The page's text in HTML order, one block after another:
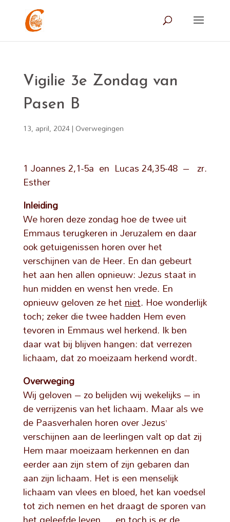
Vigilie 3e Zondag van
Pasen B
13, april, 2024| Overwegingen
1 Joannes 2,1-5a en Lucas 24,35-48 – zr.
Esther
Inleiding
We horen deze zondag hoe de twee uit
Emmaus terugkeren in Jeruzalem en daar
ook getuigenissen horen over het
verschijnen van de Heer. En dan gebeurt
het aan hen allen opnieuw: Jezus staat in
hun midden en wenst hen vrede. En
opnieuw geloven ze hetniet. Hoe wonderlijk
toch; zeker die twee hadden Hem even
tevoren in Emmaus wel herkend. Ik ben
daar wat bij blijven hangen: dat verrezen
lichaam, dat zo moeizaam herkend wordt.
Overweging
Wij geloven – zo belijden wij wekelijks – in
de verrijzenis van het lichaam. Maar als we
de Paasverhalen horen over Jezus’
verschijnen aan de leerlingen valt op dat zij
Hem maar moeizaam herkennen en dan
eerder aan zijn stem of zijn gebaren dan
aan zijn lichaam. Het is een menselijk
lichaam van vlees en bloed, het kan voedsel
tot zich nemen en het draagt de sporen van